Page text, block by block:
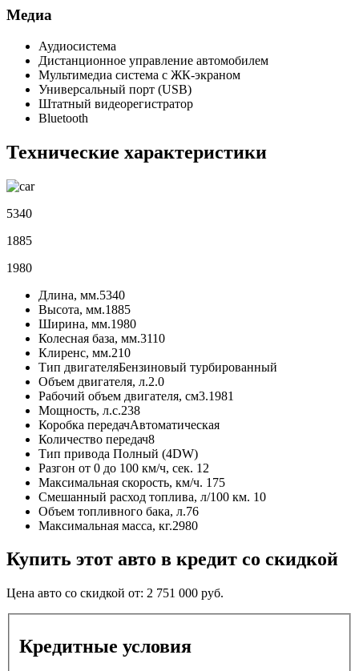
Медиа
Аудиосистема
Дистанционное управление автомобилем
Мультимедиа система с ЖК-экраном
Универсальный порт (USB)
Штатный видеорегистратор
Bluetooth
Технические характеристики
5340
1885
1980
Длина, мм.5340
Высота, мм.1885
Ширина, мм.1980
Колесная база, мм.3110
Клиренс, мм.210
Тип двигателяБензиновый турбированный
Объем двигателя, л.2.0
Рабочий объем двигателя, см3.1981
Мощность, л.с.238
Коробка передачАвтоматическая
Количество передач8
Тип привода Полный (4DW)
Разгон от 0 до 100 км/ч, сек. 12
Максимальная скорость, км/ч. 175
Смешанный расход топлива, л/100 км. 10
Объем топливного бака, л.76
Максимальная масса, кг.2980
Купить этот авто в кредит со скидкой
Цена авто со скидкой от: 2 751 000 руб.
Кредитные условия